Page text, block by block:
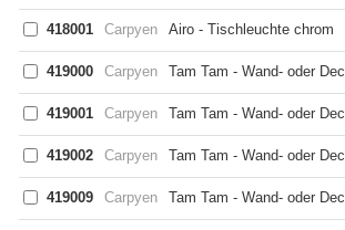
418001 Carpyen Airo - Tischleuchte chrom
419000 Carpyen Tam Tam - Wand- oder
419001 Carpyen Tam Tam - Wand- oder
419002 Carpyen Tam Tam - Wand- oder
419009 Carpyen Tam Tam - Wand- oder